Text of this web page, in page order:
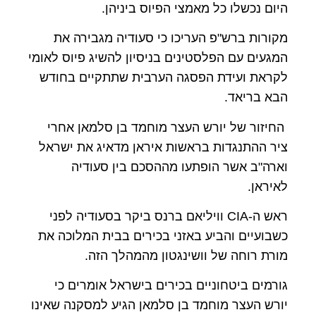
היום נכשלו כל מאמצי הפיוס ביניהן.
מקורות ברש"פ העריכו כי סעודיה מגבירה את
המגעים עם הפלסטינים בניסיון להשיג פיוס לאומי
לקראת ועידת הפסגה הערבית שתתקיים בחודש
הבא בריאד.
החיזור של יורש העצר מוחמד בן סלמאן אחרי
ציר ההתנגדות בראשות איראן מדאיג את ישראל
וארה"ב אשר הופתעו מההסכם בין סעודיה
לאיראן.
ראש ה-CIA
וויליאם ברנס ביקר בסעודיה לפני
כשבועיים והביע באזני בכירים בבית המלוכה את
מורת רוחה של וושינגטון מהמהלך הזה.
גורמים ביטחוניים בכירים בישראל אומרים כי
יורש העצר מוחמד בן סלמאן הגיע למסקנה שאינו